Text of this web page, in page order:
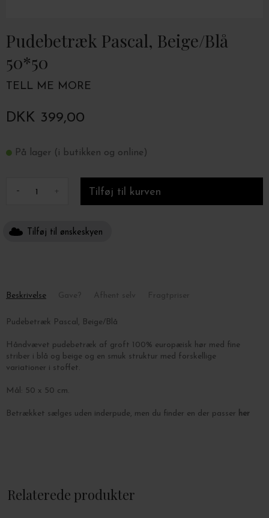
Pudebetræk Pascal, Beige/Blå
50*50
TELL ME MORE
DKK 399,00
På lager (i butikken og online)
- +
Tilføj til ønskeskyen
Beskrivelse
Pudebetræk Pascal, Beige/Blå
Håndvævet pudebetræk af groft 100% europæisk hør med fine
striber i blå og beige og en smuk struktur med forskellige
variationer i stoffet.
Mål: 50 x 50 cm.
Betrækket sælges uden inderpude, men du finder en der passer her
Relaterede produkter